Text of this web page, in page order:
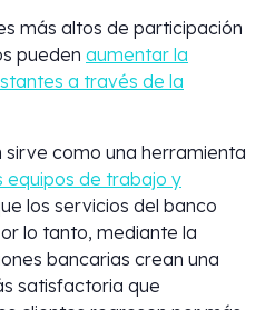
más altos de participación
pueden aumentar la
a través de la
como una herramienta
equipos de trabajo y
los servicios del banco
lo tanto, mediante la
bancarias crean una
satisfactoria que